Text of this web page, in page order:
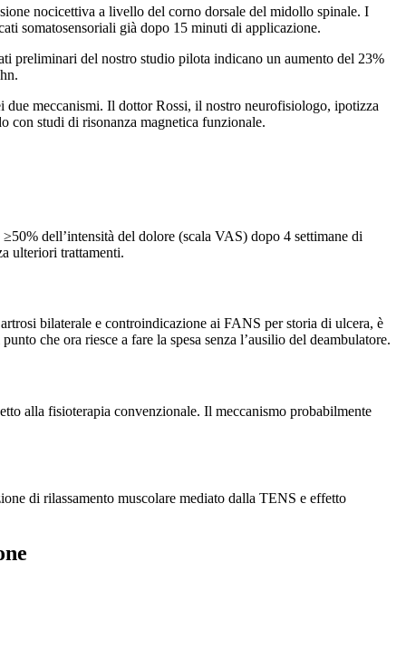
nocicettiva a livello del corno dorsale del midollo spinale. I
somatosensoriali già dopo 15 minuti di applicazione.
preliminari del nostro studio pilota indicano un aumento del 23%
due meccanismi. Il dottor Rossi, il nostro neurofisiologo, ipotizza
con studi di risonanza magnetica funzionale.
dell’intensità del dolore (scala VAS) dopo 4 settimane di
ulteriori trattamenti.
bilaterale e controindicazione ai FANS per storia di ulcera, è
che ora riesce a fare la spesa senza l’ausilio del deambulatore.
alla fisioterapia convenzionale. Il meccanismo probabilmente
di rilassamento muscolare mediato dalla TENS e effetto